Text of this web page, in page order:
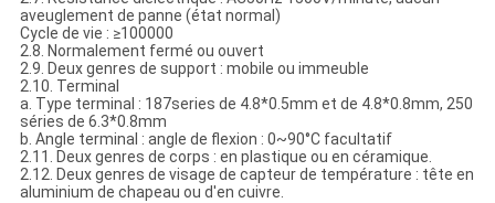
aveuglement de panne (état normal)
Cycle de vie : ≥100000
2.8. Normalement fermé ou ouvert
2.9. Deux genres de support : mobile ou immeuble
2.10. Terminal
a. Type terminal : 187series de 4.8*0.5mm et de 4.8*0.8mm, 250
séries de 6.3*0.8mm
b. Angle terminal : angle de flexion : 0~90°C facultatif
2.11. Deux genres de corps : en plastique ou en céramique.
2.12. Deux genres de visage de capteur de température : tête en
aluminium de chapeau ou d'en cuivre.